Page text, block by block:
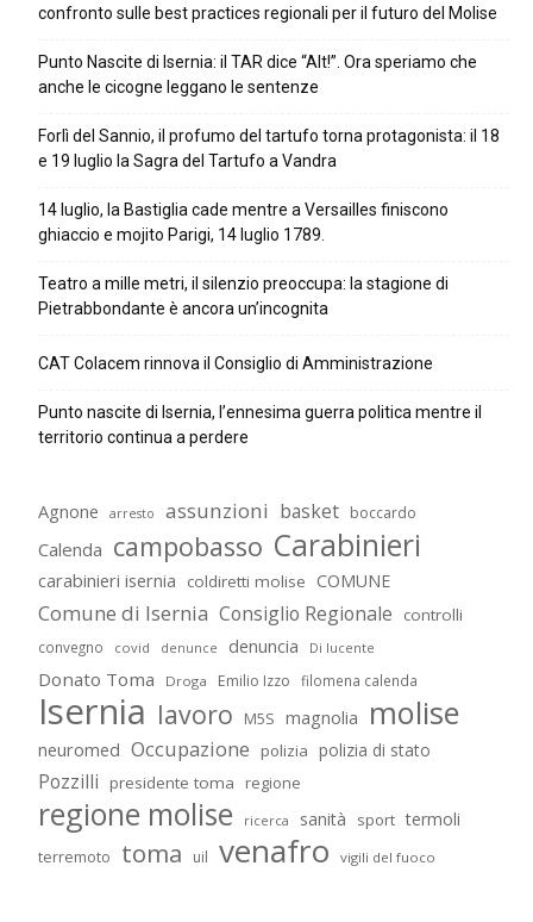
confronto sulle best practices regionali per il futuro del Molise
Punto Nascite di Isernia: il TAR dice “Alt!”. Ora speriamo che
anche le cicogne leggano le sentenze
Forlì del Sannio, il profumo del tartufo torna protagonista: il 18
e 19 luglio la Sagra del Tartufo a Vandra
14 luglio, la Bastiglia cade mentre a Versailles finiscono
ghiaccio e mojito Parigi, 14 luglio 1789.
Teatro a mille metri, il silenzio preoccupa: la stagione di
Pietrabbondante è ancora un’incognita
CAT Colacem rinnova il Consiglio di Amministrazione
Punto nascite di Isernia, l’ennesima guerra politica mentre il
territorio continua a perdere
Agnone arresto assunzioni basket boccardo
Calenda campobasso Carabinieri
carabinieri isernia coldiretti molise COMUNE
Comune di Isernia Consiglio Regionale controlli
convegno covid denunce denuncia Di lucente
Donato Toma Droga Emilio Izzo filomena calenda
Isernia lavoro M5S magnolia molise
neuromed Occupazione polizia polizia di stato
Pozzilli presidente toma regione
regione molise ricerca sanità sport termoli
terremoto toma uil venafro vigili del fuoco